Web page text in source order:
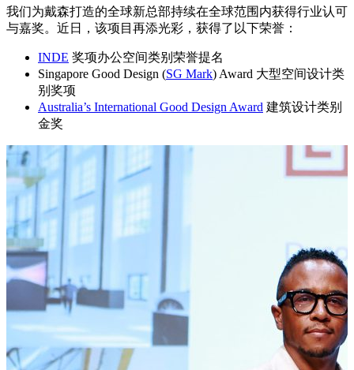
我们为戴森打造的全球新总部持续在全球范围内获得行业认可
与嘉奖。近日，该项目再添光彩，获得了以下荣誉：
INDE 奖项办公空间类别荣誉提名
Singapore Good Design (SG Mark) Award 大型空间设计类
别奖项
Australia’s International Good Design Award 建筑设计类别
金奖